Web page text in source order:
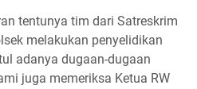
tentunya tim dari Satreskrim
melakukan penyelidikan
adanya dugaan-dugaan
juga memeriksa Ketua RW